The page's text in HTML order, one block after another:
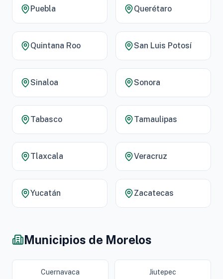
Puebla Querétaro
Quintana Roo San Luis Potosí
Sinaloa Sonora
Tabasco Tamaulipas
Tlaxcala Veracruz
Yucatán Zacatecas
Municipios de Morelos
Cuernavaca Jiutepec